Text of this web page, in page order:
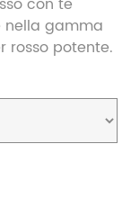
nella gamma
rosso potente.